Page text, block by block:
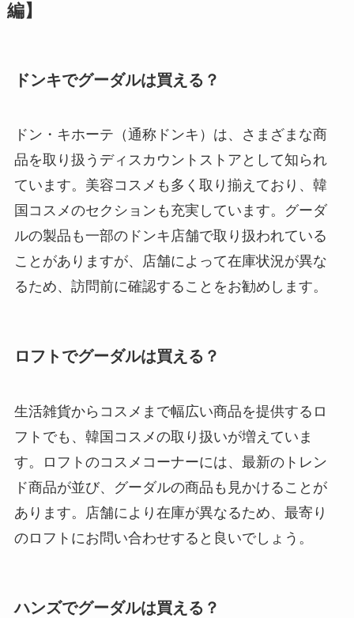
編】
ドンキでグーダルは買える？
ドン・キホーテ（通称ドンキ）は、さまざまな商
品を取り扱うディスカウントストアとして知られ
ています。美容コスメも多く取り揃えており、韓
国コスメのセクションも充実しています。グーダ
ルの製品も一部のドンキ店舗で取り扱われている
ことがありますが、店舗によって在庫状況が異な
るため、訪問前に確認することをお勧めします。
ロフトでグーダルは買える？
生活雑貨からコスメまで幅広い商品を提供するロ
フトでも、韓国コスメの取り扱いが増えていま
す。ロフトのコスメコーナーには、最新のトレン
ド商品が並び、グーダルの商品も見かけることが
あります。店舗により在庫が異なるため、最寄り
のロフトにお問い合わせすると良いでしょう。
ハンズでグーダルは買える？